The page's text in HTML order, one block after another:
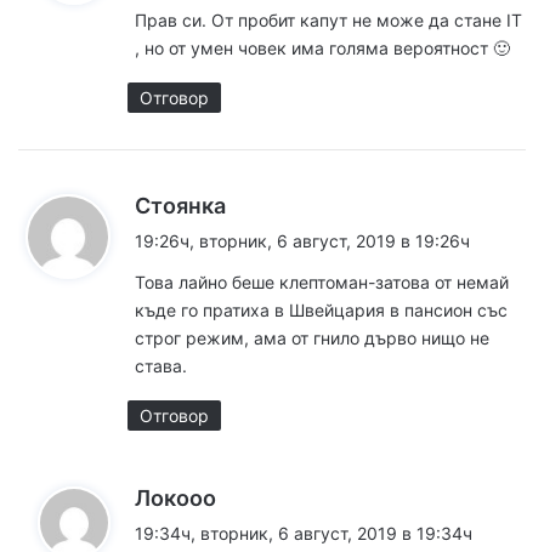
а
:
Прав си. От пробит капут не може да стане IT
, но от умен човек има голяма вероятност 🙂
Отговор
Стоянка
а
:
19:26ч, вторник, 6 август, 2019 в 19:26ч
Това лайно беше клептоман-затова от немай
къде го пратиха в Швейцария в пансион със
строг режим, ама от гнило дърво нищо не
става.
Отговор
Локооо
19:34ч, вторник, 6 август, 2019 в 19:34ч